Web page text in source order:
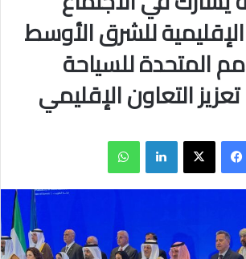
الإقليمية للشرق الأوسط
المتحدة للسياحة
التعاون الإقليمي
فيسبوك X لينكدإن